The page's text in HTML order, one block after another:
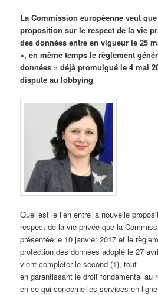
La Commission européenne veut
proposition sur le respect de la vie
des données entre en vigueur le 25
», en même temps le règlement
données » déjà promulgué le 4 mai
dispute au lobbying
Quel est le lien entre la nouvelle
respect de la vie privée que la
présentée le 10 janvier 2017 et le
protection des données adopté le 27
vient compléter le second (1), tout
en garantissant le droit fondamental au
en ce qui concerne les services en